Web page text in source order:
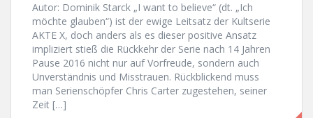
Autor: Dominik Starck „I want to believe“ (dt. „Ich
möchte glauben“) ist der ewige Leitsatz der Kultserie
AKTE X, doch anders als es dieser positive Ansatz
impliziert stieß die Rückkehr der Serie nach 14 Jahren
Pause 2016 nicht nur auf Vorfreude, sondern auch
Unverständnis und Misstrauen. Rückblickend muss
man Serienschöpfer Chris Carter zugestehen, seiner
Zeit […]